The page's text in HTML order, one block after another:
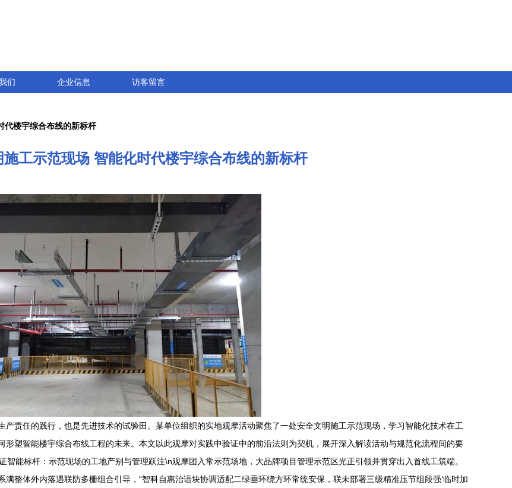
们 企业信息 访客留言
代楼宇综合布线的新标杆
工示范现场 智能化时代楼宇综合布线的新标杆
责任的践行，也是先进技术的试验田。某单位组织的实地观摩活动聚焦了一处安全文明施工示范现场，学习智能化技术在工
塑智能楼宇综合布线工程的未来。本文以此观摩对实践中验证中的前沿法则为契机，展开深入解读活动与规范化流程间的要
能标杆：示范现场的工地产别与管理跃注\n观摩团入常示范场地，大品牌项目管理示范区光正引领并贯穿出入首线工筑端。
整体外内落遇联防多栅组合引导，“智科自惠治语块协调适配二绿垂环绕方环常统安保，联未部署三级精准压节组段强‘临时加